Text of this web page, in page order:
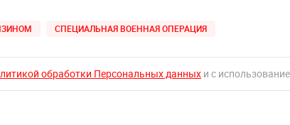
СПЕЦИАЛЬНАЯ ВОЕННАЯ ОПЕРАЦИЯ
обработки Персональных данных и с